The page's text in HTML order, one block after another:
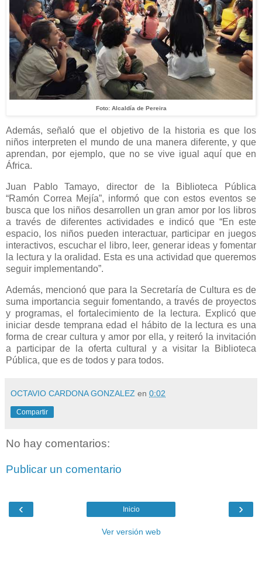
Foto: Alcaldía de Pereira
Además, señaló que el objetivo de la historia es que los
niños interpreten el mundo de una manera diferente, y que
aprendan, por ejemplo, que no se vive igual aquí que en
África.
Juan Pablo Tamayo, director de la Biblioteca Pública
“Ramón Correa Mejía”, informó que con estos eventos se
busca que los niños desarrollen un gran amor por los libros
a través de diferentes actividades e indicó que “En este
espacio, los niños pueden interactuar, participar en juegos
interactivos, escuchar el libro, leer, generar ideas y fomentar
la lectura y la oralidad. Esta es una actividad que queremos
seguir implementando”.
Además, mencionó que para la Secretaría de Cultura es de
suma importancia seguir fomentando, a través de proyectos
y programas, el fortalecimiento de la lectura. Explicó que
iniciar desde temprana edad el hábito de la lectura es una
forma de crear cultura y amor por ella, y reiteró la invitación
a participar de la oferta cultural y a visitar la Biblioteca
Pública, que es de todos y para todos.
OCTAVIO CARDONA GONZALEZ en 0:02
Compartir
No hay comentarios:
Publicar un comentario
‹ ›
Inicio
Ver versión web